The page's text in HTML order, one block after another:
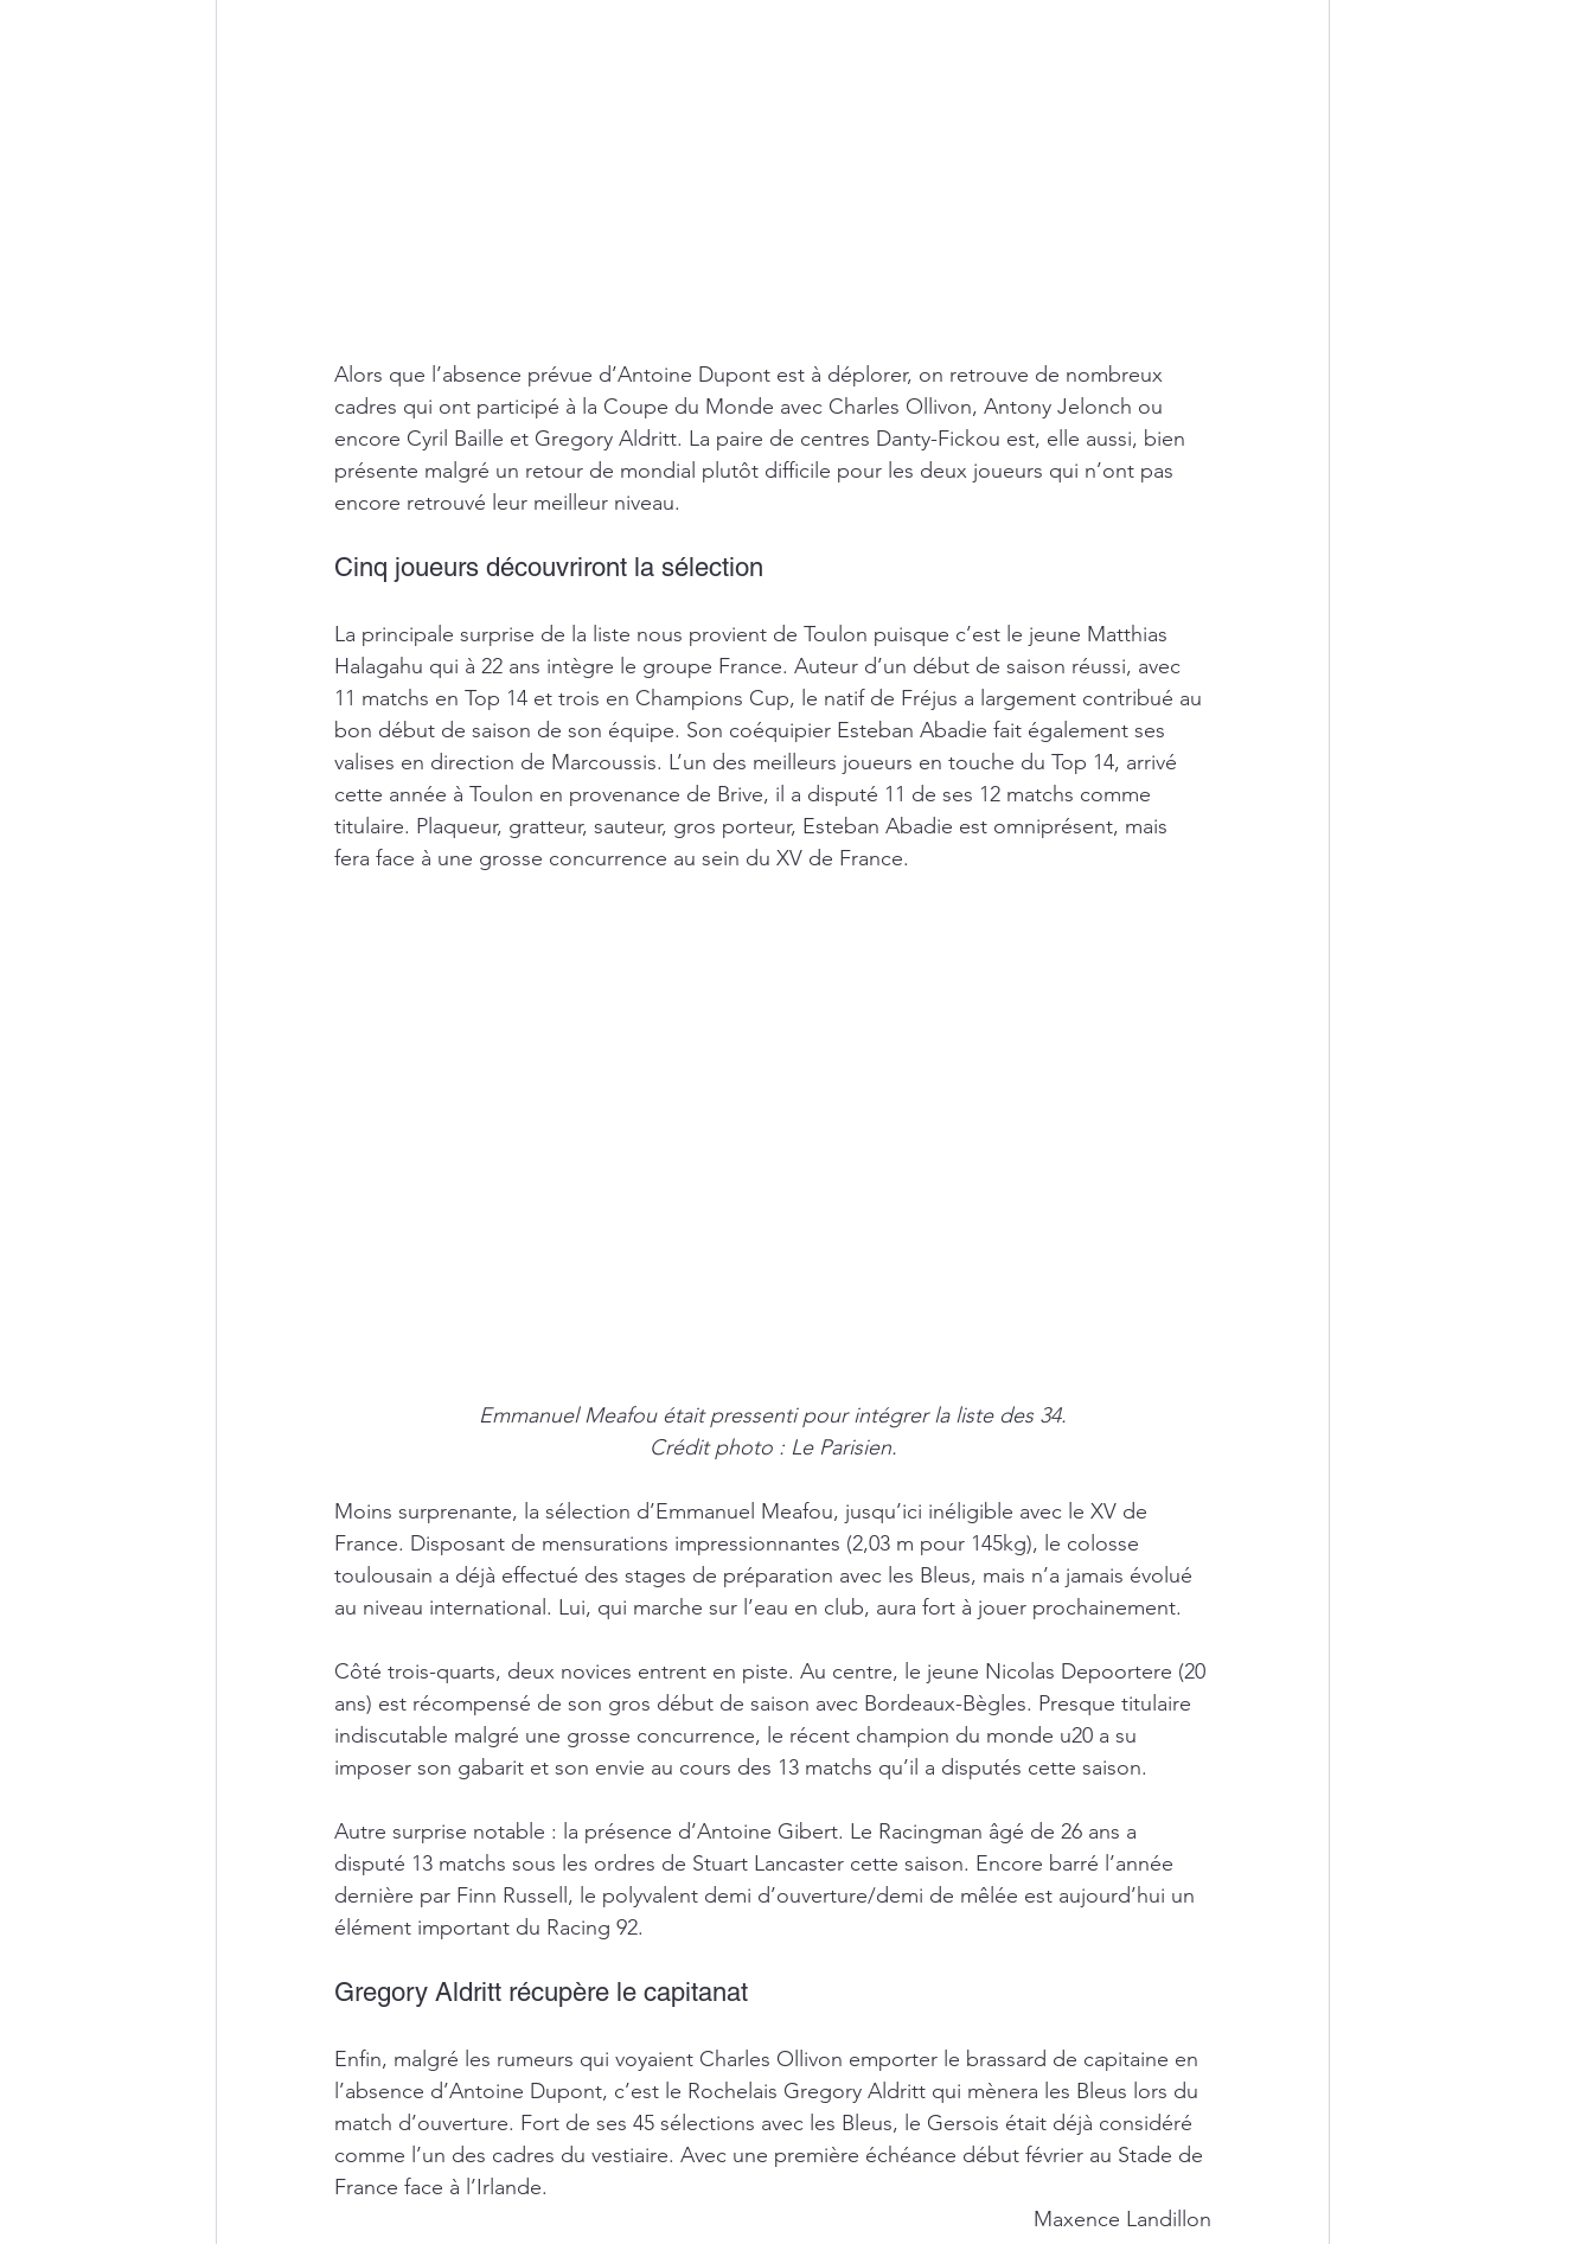
Alors que l’absence prévue d’Antoine Dupont est à déplorer, on retrouve de nombreux
cadres qui ont participé à la Coupe du Monde avec Charles Ollivon, Antony Jelonch ou
encore Cyril Baille et Gregory Aldritt. La paire de centres Danty-Fickou est, elle aussi, bien
présente malgré un retour de mondial plutôt difficile pour les deux joueurs qui n’ont pas
encore retrouvé leur meilleur niveau.
Cinq joueurs découvriront la sélection
La principale surprise de la liste nous provient de Toulon puisque c’est le jeune Matthias
Halagahu qui à 22 ans intègre le groupe France. Auteur d’un début de saison réussi, avec
11 matchs en Top 14 et trois en Champions Cup, le natif de Fréjus a largement contribué au
bon début de saison de son équipe. Son coéquipier Esteban Abadie fait également ses
valises en direction de Marcoussis. L’un des meilleurs joueurs en touche du Top 14, arrivé
cette année à Toulon en provenance de Brive, il a disputé 11 de ses 12 matchs comme
titulaire. Plaqueur, gratteur, sauteur, gros porteur, Esteban Abadie est omniprésent, mais
fera face à une grosse concurrence au sein du XV de France.
Emmanuel Meafou était pressenti pour intégrer la liste des 34.
Crédit photo : Le Parisien.
Moins surprenante, la sélection d’Emmanuel Meafou, jusqu’ici inéligible avec le XV de
France. Disposant de mensurations impressionnantes (2,03 m pour 145kg), le colosse
toulousain a déjà effectué des stages de préparation avec les Bleus, mais n’a jamais évolué
au niveau international. Lui, qui marche sur l’eau en club, aura fort à jouer prochainement.
Côté trois-quarts, deux novices entrent en piste. Au centre, le jeune Nicolas Depoortere (20
ans) est récompensé de son gros début de saison avec Bordeaux-Bègles. Presque titulaire
indiscutable malgré une grosse concurrence, le récent champion du monde u20 a su
imposer son gabarit et son envie au cours des 13 matchs qu’il a disputés cette saison.
Autre surprise notable : la présence d’Antoine Gibert. Le Racingman âgé de 26 ans a
disputé 13 matchs sous les ordres de Stuart Lancaster cette saison. Encore barré l’année
dernière par Finn Russell, le polyvalent demi d’ouverture/demi de mêlée est aujourd’hui un
élément important du Racing 92.
Gregory Aldritt récupère le capitanat
Enfin, malgré les rumeurs qui voyaient Charles Ollivon emporter le brassard de capitaine en
l’absence d’Antoine Dupont, c’est le Rochelais Gregory Aldritt qui mènera les Bleus lors du
match d’ouverture. Fort de ses 45 sélections avec les Bleus, le Gersois était déjà considéré
comme l’un des cadres du vestiaire. Avec une première échéance début février au Stade de
France face à l’Irlande.
Maxence Landillon